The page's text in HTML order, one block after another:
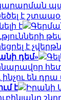
է
է
է
դեմ»
են
է
Իրանի